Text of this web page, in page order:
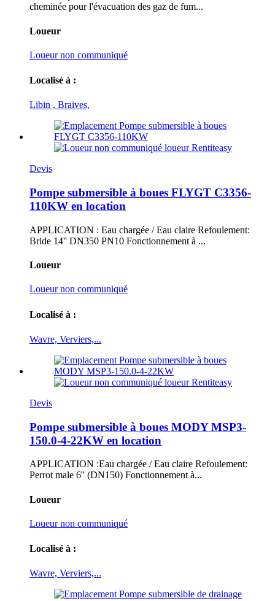
cheminée pour l'évacuation des gaz de fum...
Loueur
Loueur non communiqué
Localisé à :
Libin , Braives,
Devis
Pompe submersible à boues FLYGT C3356-
110KW en location
APPLICATION : Eau chargée / Eau claire Refoulement:
Bride 14'' DN350 PN10 Fonctionnement à ...
Loueur
Loueur non communiqué
Localisé à :
Wavre, Verviers,...
Devis
Pompe submersible à boues MODY MSP3-
150.0-4-22KW en location
APPLICATION :Eau chargée / Eau claire Refoulement:
Perrot male 6'' (DN150) Fonctionnement à...
Loueur
Loueur non communiqué
Localisé à :
Wavre, Verviers,...